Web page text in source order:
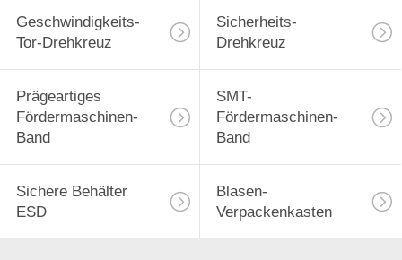
Geschwindigkeits-
Tor-Drehkreuz
Sicherheits-
Drehkreuz
Prägeartiges
Fördermaschinen-
Band
SMT-
Fördermaschinen-
Band
Sichere Behälter
ESD
Blasen-
Verpackenkasten